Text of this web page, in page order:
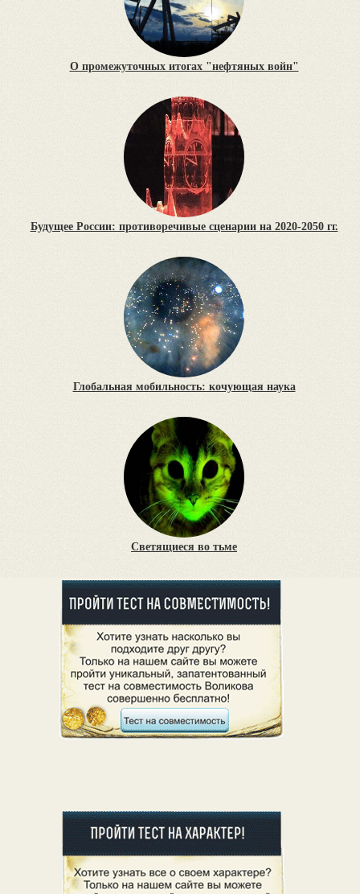
О промежуточных итогах "нефтяных войн"
Будущее России: противоречивые сценарии на 2020-2050 гг.
Глобальная мобильность: кочующая наука
Светящиеся во тьме